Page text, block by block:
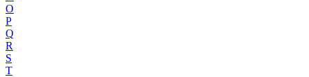
O
P
Q
R
S
T